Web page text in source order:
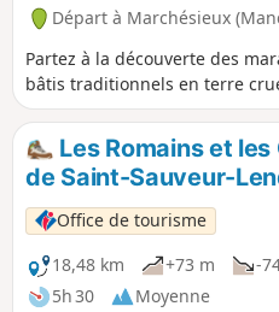
Départ à Marchésieux
Partez à la découverte des
bâtis traditionnels en terre
Les Romains et
de Saint-Sauveur-
Office de tourisme
18,48 km
+73 m
-
5h 30
Moyenne